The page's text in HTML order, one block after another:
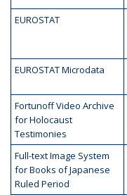
EUROSTAT
EUROSTAT Microdata
Fortunoff Video Archive
for Holocaust
Testimonies
Full-text Image System
for Books of Japanese
Ruled Period